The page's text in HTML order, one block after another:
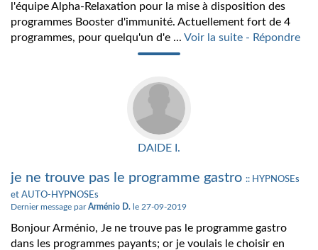
l'équipe Alpha-Relaxation pour la mise à disposition des
programmes Booster d'immunité. Actuellement fort de 4
programmes, pour quelqu'un d'e ... Voir la suite - Répondre
DAIDE I.
je ne trouve pas le programme gastro :: HYPNOSEs
et AUTO-HYPNOSEs
Dernier message parArménio D. le 27-09-2019
Bonjour Arménio, Je ne trouve pas le programme gastro
dans les programmes payants; or je voulais le choisir en